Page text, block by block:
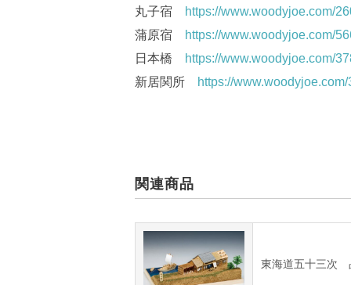
丸子宿
https://www.woodyjoe.com/
蒲原宿
https://www.woodyjoe.com/
日本橋
https://www.woodyjoe.com/
新居関所
https://
関連商品
東海道五十三次